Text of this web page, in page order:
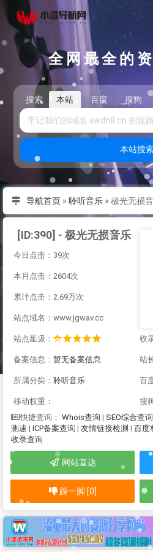
全网最全的
搜索 本站 百度 搜狗
本站搜
导航首页» 聆听音乐» 极光无损
[ID:390] - 极光无损音乐
今日点击：39次
本月点击：2604次
累计点击：2.69万次
站点域名：www.jgwav.cc
站点星级： 收
备案信息： 暂无备案信息 站
所属分类： 聆听音乐 百
移动权重： 搜
快捷查询： Whois查询 | SEO综合查询
测速 | ICP备案查询 | 友情链接检测 | 百度
收录查询
网站直达
踩一脚 [0]